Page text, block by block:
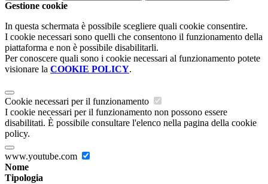
Gestione cookie
In questa schermata è possibile scegliere quali cookie consentire.
I cookie necessari sono quelli che consentono il funzionamento della
piattaforma e non è possibile disabilitarli.
Per conoscere quali sono i cookie necessari al funzionamento potete
visionare la COOKIE POLICY.
Cookie necessari per il funzionamento
I cookie necessari per il funzionamento non possono essere
disabilitati. È possibile consultare l'elenco nella pagina della cookie
policy.
www.youtube.com
Nome
Tipologia